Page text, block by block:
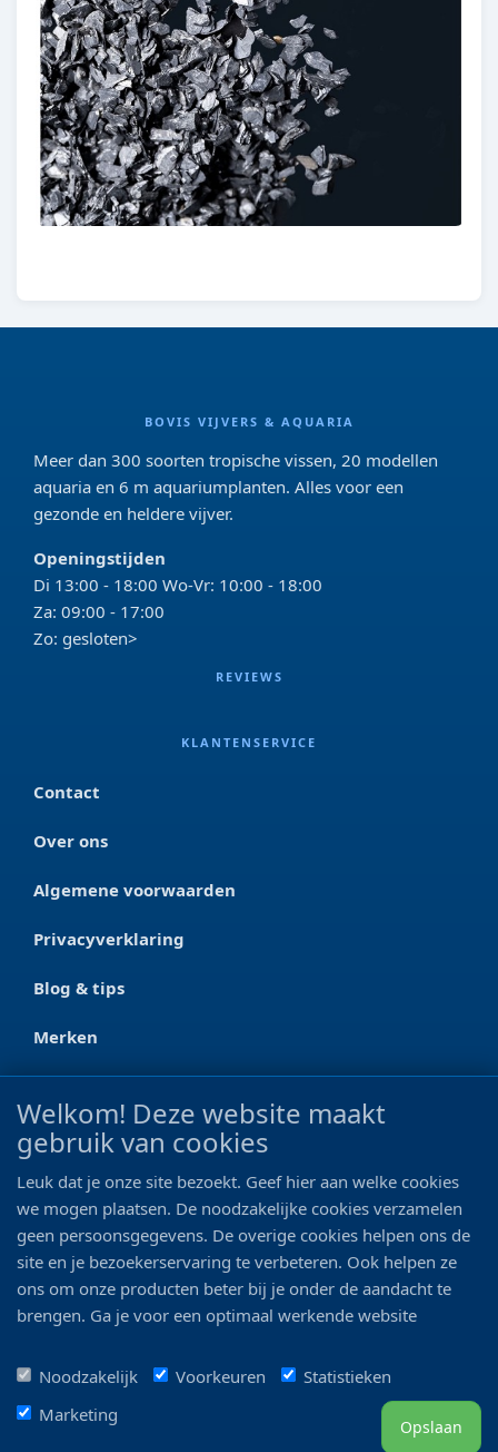
BOVIS VIJVERS & AQUARIA
Meer dan 300 soorten tropische vissen, 20 modellen
aquaria en 6 m aquariumplanten. Alles voor een
gezonde en heldere vijver.
Openingstijden
Di 13:00 - 18:00 Wo-Vr: 10:00 - 18:00
Za: 09:00 - 17:00
Zo: gesloten>
REVIEWS
KLANTENSERVICE
Contact
Over ons
Algemene voorwaarden
Privacyverklaring
Blog & tips
Merken
CONTACT
Ootmarsumseweg 125a
0546 - 622 990
06 - 11 19 81 42
info@bo-vis.nl
Welkom! Deze website maakt
gebruik van cookies
Leuk dat je onze site bezoekt. Geef hier aan welke cookies
we mogen plaatsen. De noodzakelijke cookies verzamelen
geen persoonsgegevens. De overige cookies helpen ons de
site en je bezoekerservaring te verbeteren. Ook helpen ze
ons om onze producten beter bij je onder de aandacht te
brengen. Ga je voor een optimaal werkende website
Noodzakelijk
Voorkeuren
Statistieken
Marketing
Opslaan